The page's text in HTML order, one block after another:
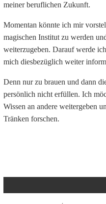
meiner beruflichen Zukunft.
Momentan könnte ich mir
magischen Institut zu werden
weiterzugeben. Darauf werde
mich diesbezüglich weiter
Denn nur zu brauen und dann
persönlich nicht erfüllen. Ich
Wissen an andere weitergeben
Tränken forschen.